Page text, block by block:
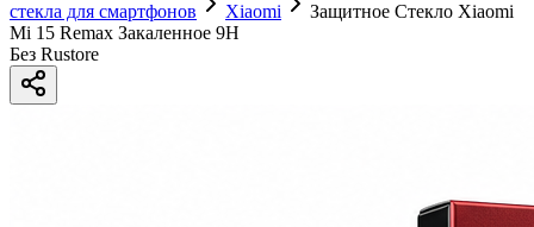
стекла для смартфонов
Xiaomi
Защитное Стекло Xiaomi
Mi 15 Remax Закаленное 9H
Без Rustore